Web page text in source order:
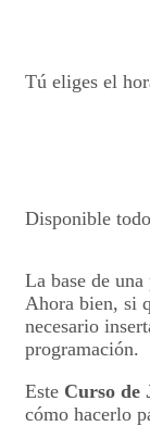
Tú eliges el
Disponible
La base de
Ahora bien, si
necesario
programación.
Este Curso de
cómo hacerlo